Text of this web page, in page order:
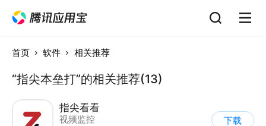
首页 软件 相关推荐
“指尖本垒打”的相关推荐(13)
指尖看看
视频监控
下载